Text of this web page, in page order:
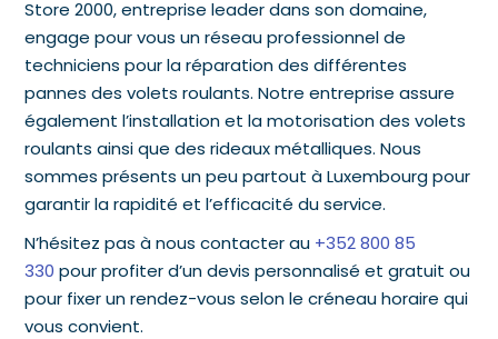
Store 2000, entreprise leader dans son domaine,
engage pour vous un réseau professionnel de
techniciens pour la réparation des différentes
pannes des volets roulants. Notre entreprise assure
également l’installation et la motorisation des volets
roulants ainsi que des rideaux métalliques. Nous
sommes présents un peu partout à Luxembourg pour
garantir la rapidité et l’efficacité du service.
N’hésitez pas à nous contacter au +352 800 85
330 pour profiter d’un devis personnalisé et gratuit ou
pour fixer un rendez-vous selon le créneau horaire qui
vous convient.